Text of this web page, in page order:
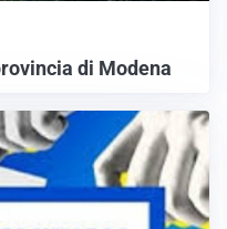
di Modena